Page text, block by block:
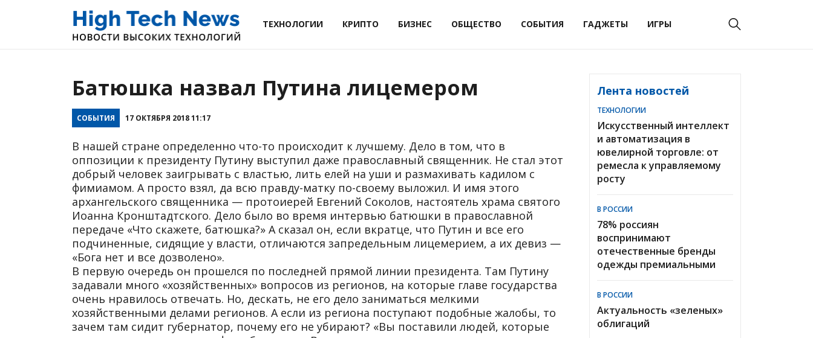
ТЕХНОЛОГИИ КРИПТО БИЗНЕС ОБЩЕСТВО СОБЫТИЯ ГАДЖЕТЫ ИГРЫ
Батюшка назвал Путина лицемером
СОБЫТИЯ 17 ОКТЯБРЯ 2018 11:17
В нашей стране определенно что-то происходит к лучшему. Дело в том, что в
оппозиции к президенту Путину выступил даже православный священник. Не стал этот
добрый человек заигрывать с властью, лить елей на уши и размахивать кадилом с
фимиамом. А просто взял, да всю правду-матку по-своему выложил. И имя этого
архангельского священника — протоиерей Евгений Соколов, настоятель храма святого
Иоанна Кронштадтского. Дело было во время интервью батюшки в православной
передаче «Что скажете, батюшка?» А сказал он, если вкратце, что Путин и все его
подчиненные, сидящие у власти, отличаются запредельным лицемерием, а их девиз —
«Бога нет и все дозволено».
В первую очередь он прошелся по последней прямой линии президента. Там Путину
задавали много «хозяйственных» вопросов из регионов, на которые главе государства
очень нравилось отвечать. Но, дескать, не его дело заниматься мелкими
хозяйственными делами регионов. А если из региона поступают подобные жалобы, то
зачем там сидит губернатор, почему его не убирают? «Вы поставили людей, которые
Лента новостей
ТЕХНОЛОГИИ
Искусственный интеллект
и автоматизация в
ювелирной торговле: от
ремесла к управляемому
росту
В РОССИИ
78% россиян
воспринимают
отечественные бренды
одежды премиальными
В РОССИИ
Актуальность «зеленых»
облигаций